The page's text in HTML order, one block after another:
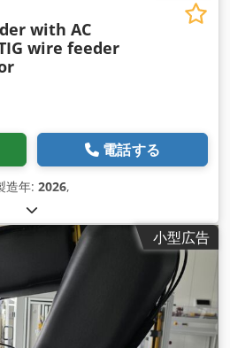
with AC
wire feeder
電話する
造年: 2026,
小型広告